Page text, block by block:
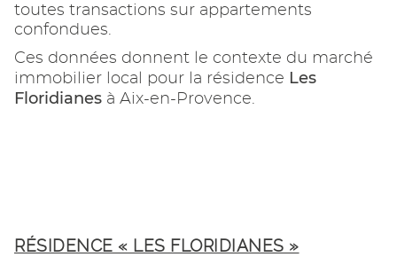
toutes transactions sur appartements
confondues.
Ces données donnent le contexte du marché
immobilier local pour la résidence Les
Floridianes à Aix-en-Provence.
RÉSIDENCE « LES FLORIDIANES »